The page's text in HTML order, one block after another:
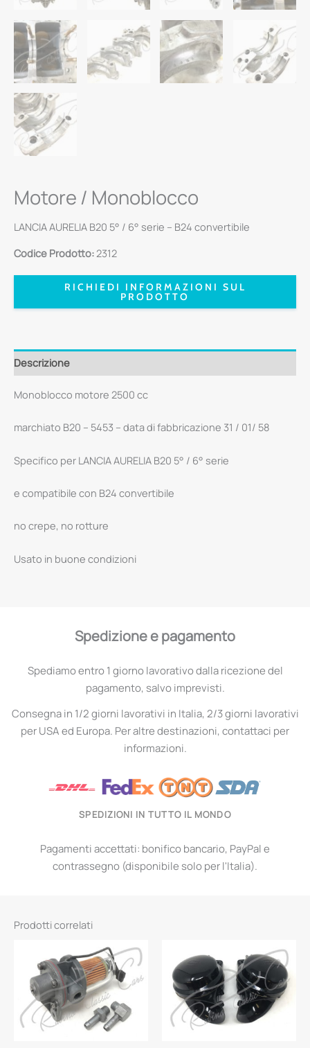
Motore / Monoblocco
LANCIA AURELIA B20 5° / 6° serie – B24 convertibile
Codice Prodotto:2312
RICHIEDI INFORMAZIONI SUL
PRODOTTO
Descrizione
Monoblocco motore 2500 cc
marchiato B20 – 5453 – data di fabbricazione 31 / 01/ 58
Specifico per LANCIA AURELIA B20 5° / 6° serie
e compatibile con B24 convertibile
no crepe, no rotture
Usato in buone condizioni
Spedizione e pagamento
Spediamo entro 1 giorno lavorativo dalla ricezione del
pagamento, salvo imprevisti.
Consegna in 1/2 giorni lavorativi in Italia, 2/3 giorni lavorativi
per USA ed Europa. Per altre destinazioni, contattaci per
informazioni.
SPEDIZIONI IN TUTTO IL MONDO
Pagamenti accettati: bonifico bancario, PayPal e
contrassegno (disponibile solo per l'Italia).
Prodotti correlati